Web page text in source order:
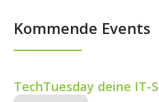
Kommende Events
TechTuesday deine IT-